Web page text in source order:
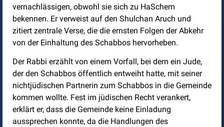
vernachlässigen, obwohl sie sich zu HaSchem
bekennen. Er verweist auf den Shulchan Aruch und
zitiert zentrale Verse, die die ernsten Folgen der Abkehr
von der Einhaltung des Schabbos hervorheben.
Der Rabbi erzählt von einem Vorfall, bei dem ein Jude,
der den Schabbos öffentlich entweiht hatte, mit seiner
nichtjüdischen Partnerin zum Schabbos in die Gemeinde
kommen wollte. Fest im jüdischen Recht verankert,
erklärt er, dass die Gemeinde keine Einladung
aussprechen konnte, da die Handlungen des